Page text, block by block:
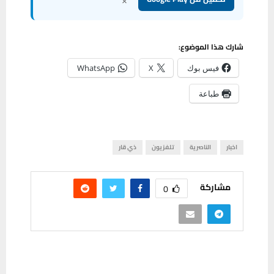
شارك هذا الموضوع:
فيس بوك X
WhatsApp
طباعة
اخبار الناصرية تلفزيون ذي قار
مشاركة 0